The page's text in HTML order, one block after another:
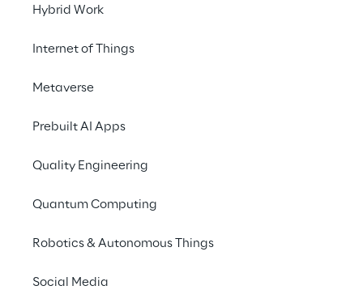
Hybrid Work
Internet of Things
Metaverse
Prebuilt AI Apps
Quality Engineering
Quantum Computing
Robotics & Autonomous Things
Social Media
na velocidade da luz